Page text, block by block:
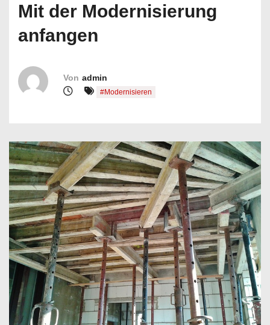
Mit der Modernisierung
anfangen
Von admin
#Modernisieren